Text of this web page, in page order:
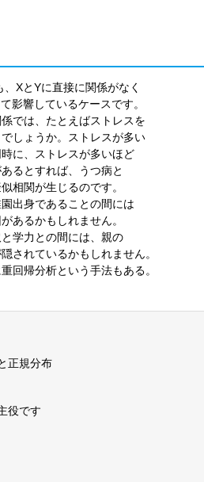
XとYに直接に関係がなく
影響しているケースです。
では、たとえばストレスを
しょうか。ストレスが多い
に、ストレスが多いほど
るとすれば、うつ病と
相関が生じるのです。
出身であることの間には
あるかもしれません。
学力との間には、親の
されているかもしれません。
回帰分析という手法もある。
正規分布
役です